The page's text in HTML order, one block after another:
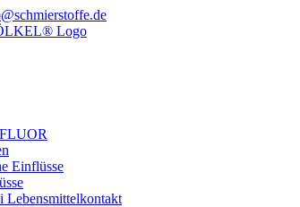
Einflüsse
Lebensmittelkontakt